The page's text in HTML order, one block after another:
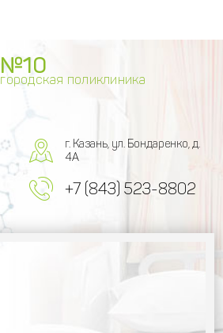
№10
городская поликлиника
г. Казань, ул. Бондаренко, д.
4А
+7 (843) 523-8802